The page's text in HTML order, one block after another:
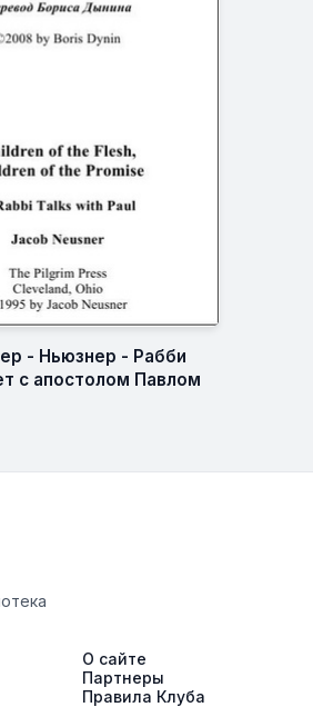
- Ньюзнер - Рабби
с апостолом Павлом
О сайте
Партнеры
Правила Клуба